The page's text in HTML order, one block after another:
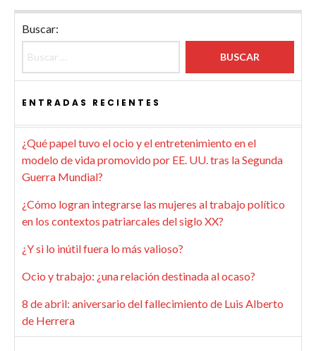
Buscar:
ENTRADAS RECIENTES
¿Qué papel tuvo el ocio y el entretenimiento en el
modelo de vida promovido por EE. UU. tras la Segunda
Guerra Mundial?
¿Cómo logran integrarse las mujeres al trabajo político
en los contextos patriarcales del siglo XX?
¿Y si lo inútil fuera lo más valioso?
Ocio y trabajo: ¿una relación destinada al ocaso?
8 de abril: aniversario del fallecimiento de Luis Alberto
de Herrera